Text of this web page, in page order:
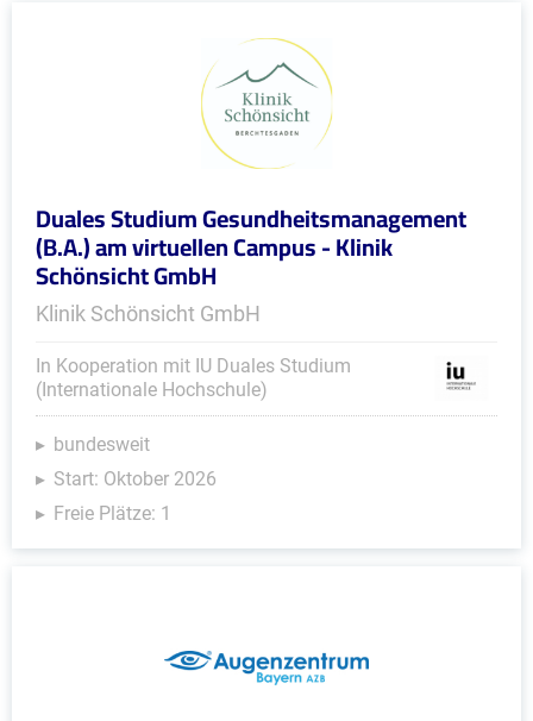
Duales Studium Gesundheitsmanagement
(B.A.) am virtuellen Campus - Klinik
Schönsicht GmbH
Klinik Schönsicht GmbH
In Kooperation mit IU Duales Studium
(Internationale Hochschule)
bundesweit
Start: Oktober 2026
Freie Plätze: 1